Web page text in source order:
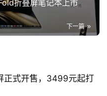
折叠屏笔记本上市
下一篇
正式开售，3499元起打